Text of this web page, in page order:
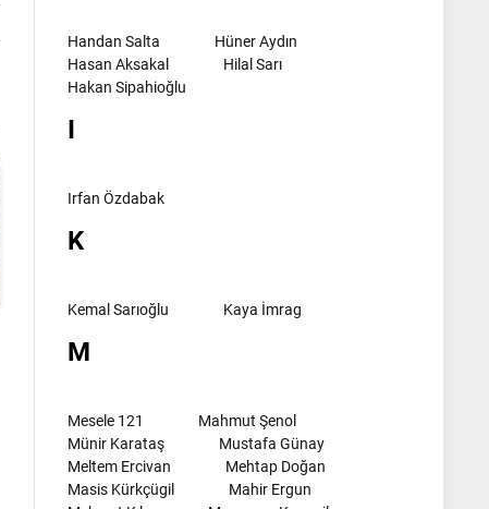
Handan Salta
Hüner Aydın
Hasan Aksakal
Hilal Sarı
Hakan Sipahioğlu
I
Irfan Özdabak
K
Kemal Sarıoğlu Kaya İmrag
M
Mesele 121
Mahmut Şenol
Münir Karataş
Mustafa Günay
Meltem Ercivan
Mehtap Doğan
Masis Kürkçügil
Mahir Ergun